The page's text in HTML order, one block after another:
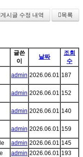
게시글 수정 내역 목록
글쓴
이
날짜
조회
수
admin 2026.06.01 187
admin 2026.06.01 152
admin 2026.06.01 140
admin 2026.06.01 159
admin 2026.06.01 145
admin 2026.06.01 193